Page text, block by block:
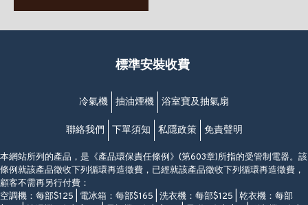
(堅尼地城地鐵站B出口)
(10:00am-20:30pm)
營業時間:
香港香港仔成都道20-28號
(黃竹坑地鐵站轉4M專線小巴)
標準安裝收費
冷氣機 抽油煙機 浴室寶及抽氣扇
聯絡我們 下單須知 私隱政策 免責聲明
本網站所列的產品，是《產品環保責任條例》(第603章)所指的受管制電器。該
條例就該產品徵收下列循環再造徵費，已經就該產品徵收下列循環再造徵費，
顧客不需再另行付費：
空調機：每部$125 | 電冰箱：每部$165 | 洗衣機：每部$125 | 乾衣機：每部